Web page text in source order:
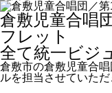
倉敷児童合唱
フレット
全て統一ビジ
倉敷市の倉敷児童合
ルを担当させていただ